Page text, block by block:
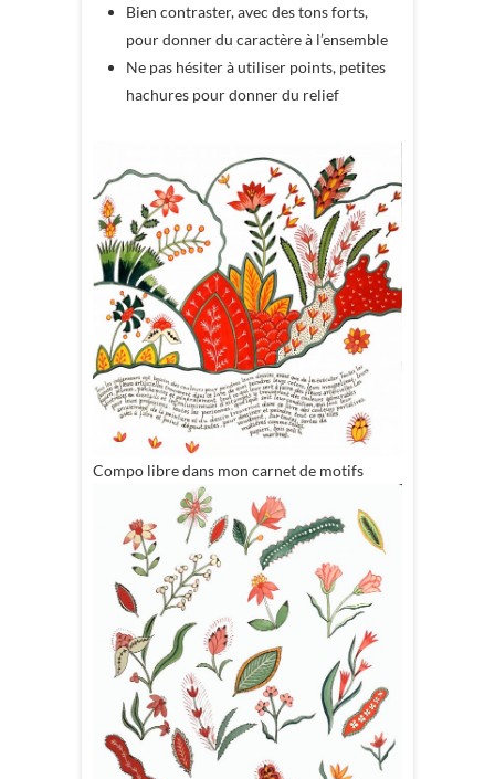
Bien contraster, avec des tons forts,
pour donner du caractère à l’ensemble
Ne pas hésiter à utiliser points, petites
hachures pour donner du relief
Compo libre dans mon carnet de motifs